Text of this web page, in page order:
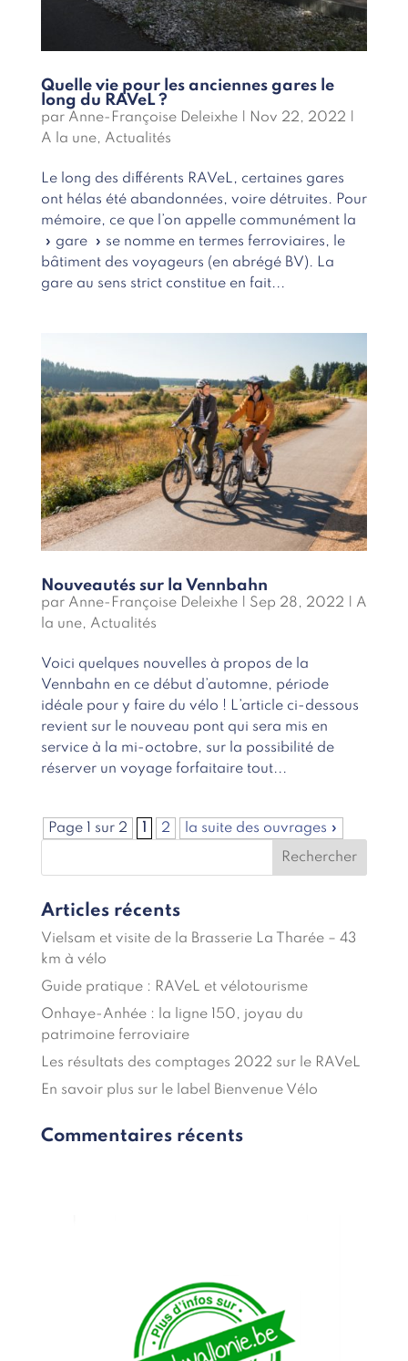
Quelle vie pour les anciennes gares le
long du RAVeL ?
par Anne-Françoise Deleixhe| Nov 22, 2022
A la une, Actualités
Le long des différents RAVeL, certaines gares
ont hélas été abandonnées, voire détruites. Pour
mémoire, ce que l’on appelle communément la
» gare » se nomme en termes ferroviaires, le
bâtiment des voyageurs (en abrégé BV). La
gare au sens strict constitue en fait...
Nouveautés sur la Vennbahn
par Anne-Françoise Deleixhe| Sep 28, 2022
A
la une, Actualités
Voici quelques nouvelles à propos de la
Vennbahn en ce début d’automne, période
idéale pour y faire du vélo ! L’article ci-dessous
revient sur le nouveau pont qui sera mis en
service à la mi-octobre, sur la possibilité de
réserver un voyage forfaitaire tout...
Page 1 sur 2 2 la suite des ouvrages »
Articles récents
Vielsam et visite de la Brasserie La Tharée – 43
km à vélo
Guide pratique : RAVeL et vélotourisme
Onhaye-Anhée : la ligne 150, joyau du
patrimoine ferroviaire
Les résultats des comptages 2022 sur le RAVeL
En savoir plus sur le label Bienvenue Vélo
Commentaires récents